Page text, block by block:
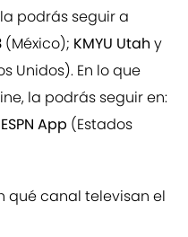
podrás seguir a
(México); KMYU Utah y
Unidos). En lo que
la podrás seguir en:
ESPN App (Estados
qué canal televisan el